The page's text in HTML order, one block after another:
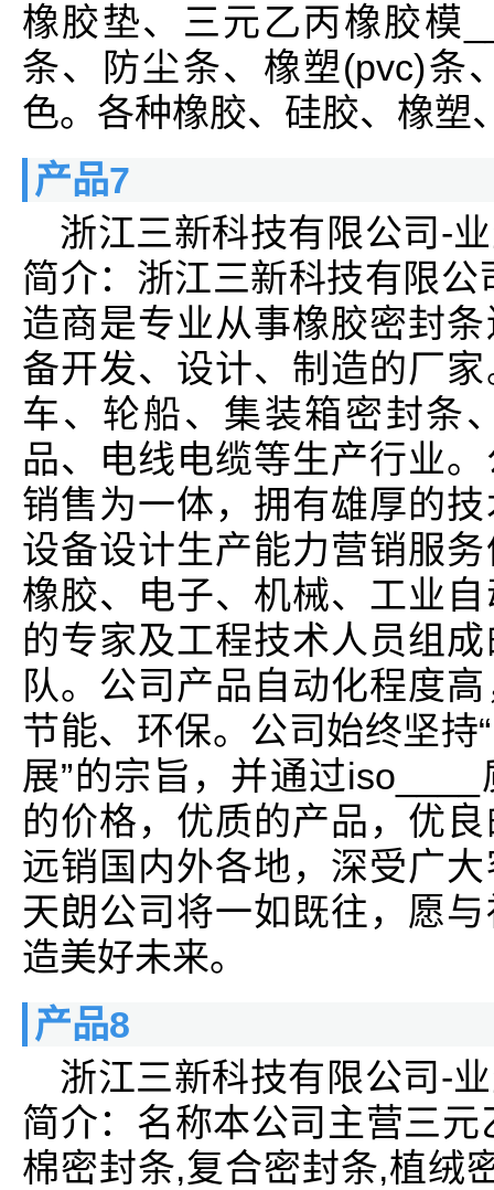
橡胶垫、三元乙丙橡胶模
条、防尘条、橡塑(pvc)条
色。各种橡胶、硅胶、橡塑
产品7
浙江三新科技有限公司-
简介：浙江三新科技有限
造商是专业从事橡胶密封
备开发、设计、制造的厂
车、轮船、集装箱密封条
品、电线电缆等生产行业
销售为一体，拥有雄厚的
设备设计生产能力营销服
橡胶、电子、机械、工业
的专家及工程技术人员组
队。公司产品自动化程度
节能、环保。公司始终坚持
展”的宗旨，并通过
的价格，优质的产品，优
远销国内外各地，深受广
天朗公司将一如既往，愿
造美好未来。
产品8
浙江三新科技有限公司-
简介：名称本公司主营三
棉密封条,复合密封条,植绒